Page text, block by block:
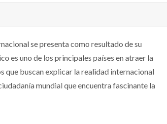
se presenta como resultado de su
es uno de los principales países en atraer la
que buscan explicar la realidad internacional
mundial que encuentra fascinante la